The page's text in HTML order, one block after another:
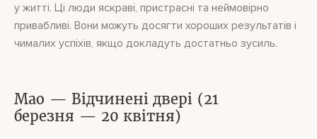
у житті. Ці люди яскраві, пристрасні та неймовірно
привабливі. Вони можуть досягти хороших результатів і
чималих успіхів, якщо докладуть достатньо зусиль.
Мао — Відчинені двері (21
березня — 20 квітня)